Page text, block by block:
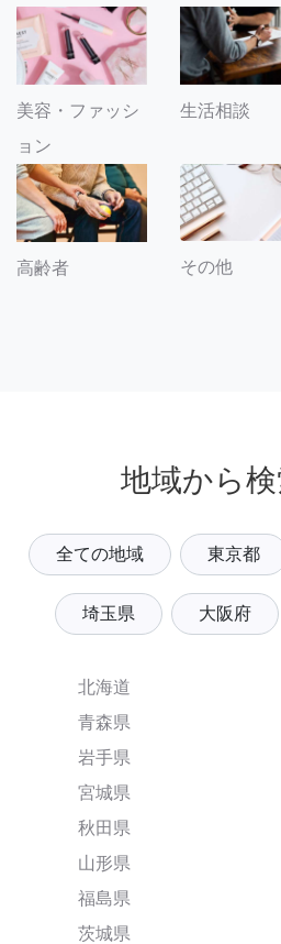
美容・ファッシ
ョン
生活相談
高齢者 その他
地域から
全ての地域 東京都
埼玉県 大阪府
北海道
青森県
岩手県
宮城県
秋田県
山形県
福島県
茨城県